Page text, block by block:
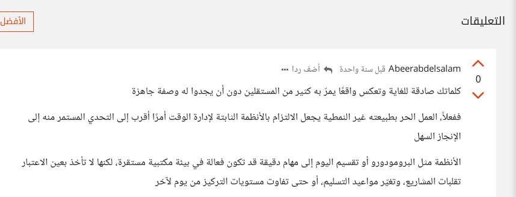
التعليقات الأفضل
0
Abeerabdelsalam قبل سنة واحدة أضف ردا
كلماتك صادقة للغاية وتعكس واقعًا يمرّ به كثير من المستقلين دون أن يجدوا له وصفة جاهزة
ففعلاً، العمل الحر بطبيعته غير النمطية يجعل الالتزام بالأنظمة الثابتة لإدارة الوقت أمرًا أقرب إلى التحدي المستمر منه إلى
الإنجاز السهل
الأنظمة مثل البرومودورو أو تقسيم اليوم إلى مهام دقيقة قد تكون فعالة في بيئة مكتبية مستقرة، لكنها لا تأخذ بعين الاعتبار
تقلبات المشاريع، وتغيّر مواعيد التسليم، أو حتى تفاوت مستويات التركيز من يوم لآخر